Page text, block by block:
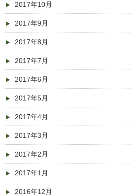
2017年10月
2017年9月
2017年8月
2017年7月
2017年6月
2017年5月
2017年4月
2017年3月
2017年2月
2017年1月
2016年12月